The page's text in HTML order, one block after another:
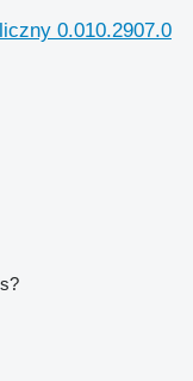
0.010.2907.0